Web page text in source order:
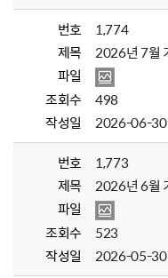
번호
1,774
제목
2026년 7월
파일
조회수
498
작성일
2026-06-30
번호
1,773
제목
2026년 6월
파일
조회수
523
작성일
2026-05-30